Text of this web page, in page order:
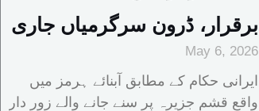
برقرار، ڈرون سرگرمیاں جاری
May 6, 2026
ایرانی حکام کے مطابق آبنائے ہرمز میں
واقع قشم جزیرہ پر سنے جانے والے زور دار